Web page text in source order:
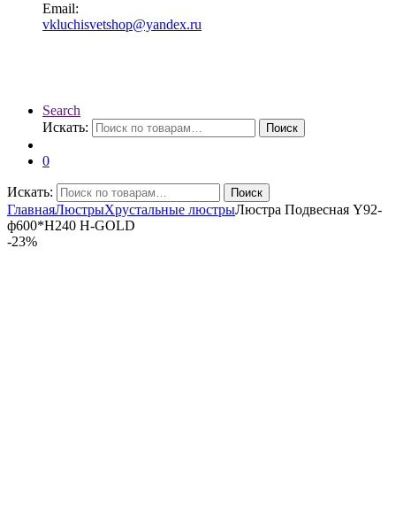
Email:
vkluchisvetshop@yandex.ru
Search
Искать:
Поиск
0
Искать: Поиск
ГлавнаяЛюстрыХрустальные люстрыЛюстра Подвесная Y92-
ф600*H240 H-GOLD
-23%